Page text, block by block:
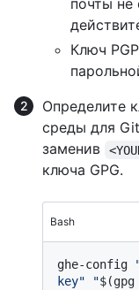
почты не
Ключ PGP
Определите
среды для
заменив
ключа GPG.
Bash
ghe-config
key"
"